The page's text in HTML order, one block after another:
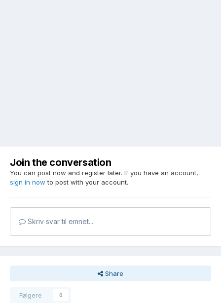
Join the conversation
You can post now and register later. If you have an account,
sign in now to post with your account.
Skriv svar til emnet...
Share
Følgere 0